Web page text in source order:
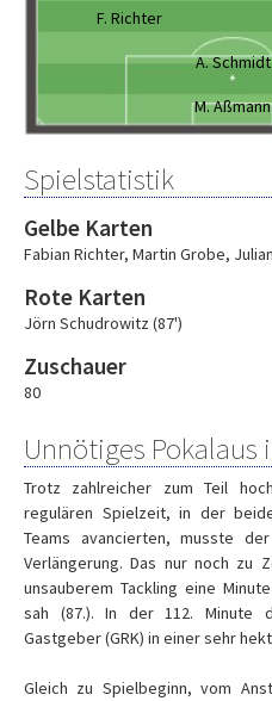
F. Richter
A. Schmidt
M. Aßmann
Spielstatistik
Gelbe Karten
Fabian Richter, Martin Grobe,
Rote Karten
Jörn Schudrowitz (87')
Zuschauer
80
Unnötiges Pokalaus
Trotz zahlreicher zum Teil
regulären Spielzeit, in der
Teams avancierten, musste
Verlängerung. Das nur noch zu
unsauberem Tackling eine
sah (87.). In der 112. Minute
Gastgeber (GRK) in einer sehr
Gleich zu Spielbeginn, vom